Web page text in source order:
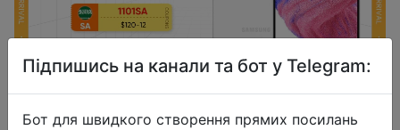
Підпишись на канали та бот у Telegram:
Бот для швидкого створення прямих посилань